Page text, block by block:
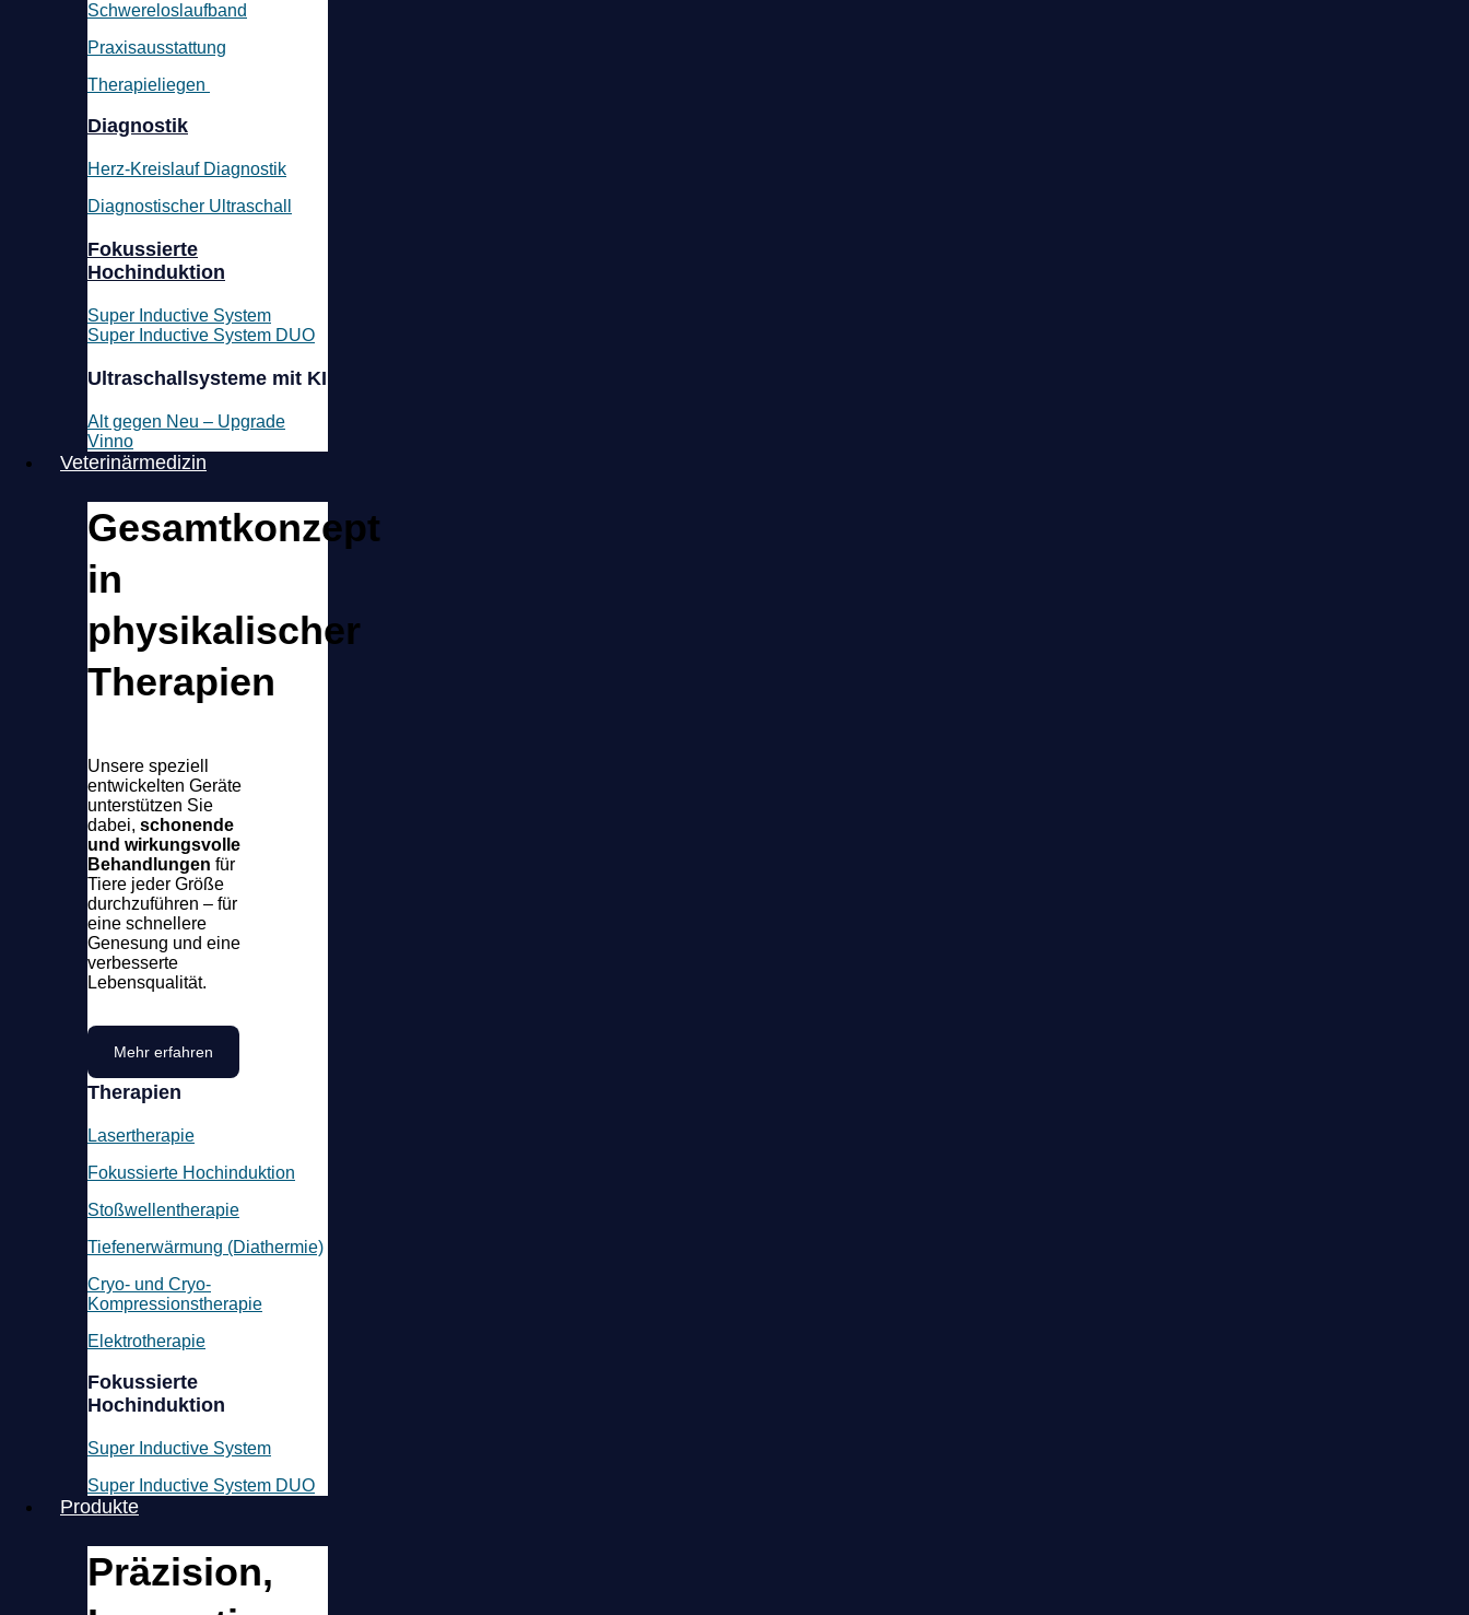
Schwereloslaufband
Praxisausstattung
Therapieliegen
Diagnostik
Herz-Kreislauf Diagnostik
Diagnostischer Ultraschall
Fokussierte
Hochinduktion
Super Inductive System
Super Inductive System DUO
Ultraschallsysteme mit KI
Alt gegen Neu – Upgrade
Vinno
Veterinärmedizin
Gesamtkonzept
in
physikalischer
Therapien
Unsere speziell
entwickelten Geräte
unterstützen Sie
dabei, schonende
und wirkungsvolle
Behandlungen für
Tiere jeder Größe
durchzuführen – für
eine schnellere
Genesung und eine
verbesserte
Lebensqualität.
Mehr erfahren
Therapien
Lasertherapie
Fokussierte Hochinduktion
Stoßwellentherapie
Tiefenerwärmung (Diathermie)
Cryo- und Cryo-
Kompressionstherapie
Elektrotherapie
Fokussierte
Hochinduktion
Super Inductive System
Super Inductive System DUO
Produkte
Präzision,
Ihre Nachricht an uns
Datenschutzerklärung
Ich habe die Datenschutzerklärung zur Kenntnis genommen. Ich stimme zu, dass meine Angaben und Daten zur Beantwortung meiner Anfrage elektronisch erhoben und gespeichert